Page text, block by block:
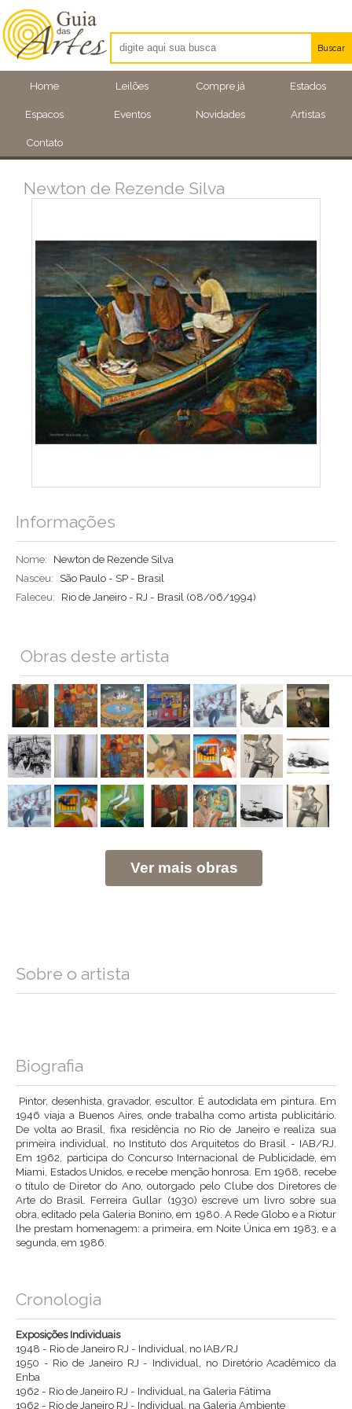
Home Leilões Compre já Estados
Espacos Eventos Novidades Artistas
Contato
Buscar
Artistas
Eventos
Newton de Rezende Silva
Informações
Nome:
Newton de Rezende Silva
Nasceu:
São Paulo - SP - Brasil
Faleceu:
Rio de Janeiro - RJ - Brasil (08/06/1994)
Obras deste artista
Ver mais obras
Sobre o artista
Biografia
Pintor, desenhista, gravador, escultor. É autodidata em pintura. Em
1946 viaja a Buenos Aires, onde trabalha como artista publicitário.
De volta ao Brasil, fixa residência no Rio de Janeiro e realiza sua
primeira individual, no Instituto dos Arquitetos do Brasil - IAB/RJ.
Em 1962, participa do Concurso Internacional de Publicidade, em
Miami, Estados Unidos, e recebe menção honrosa. Em 1968, recebe
o título de Diretor do Ano, outorgado pelo Clube dos Diretores de
Arte do Brasil. Ferreira Gullar (1930) escreve um livro sobre sua
obra, editado pela Galeria Bonino, em 1980. A Rede Globo e a Riotur
lhe prestam homenagem: a primeira, em Noite Única em 1983, e a
segunda, em 1986.
Cronologia
Exposições Individuais
1948 - Rio de Janeiro RJ - Individual, no IAB/RJ
1950 - Rio de Janeiro RJ - Individual, no Diretório Acadêmico da
Enba
1962 - Rio de Janeiro RJ - Individual, na Galeria Fátima
1962 - Rio de Janeiro RJ - Individual, na Galeria Ambiente